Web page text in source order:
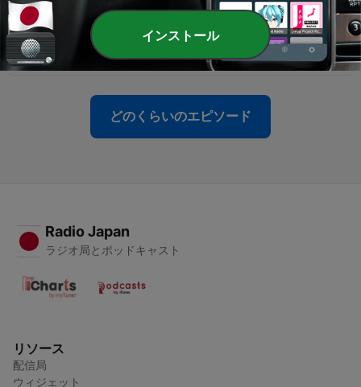
17 7月 2026
142 - Substack Founding Members Livestream #2
15 7月 2026
どのくらいのエピソード
Radio Japan
ラジオ局とポッドキャスト
リソース
配信局
ウィジェット
インストール